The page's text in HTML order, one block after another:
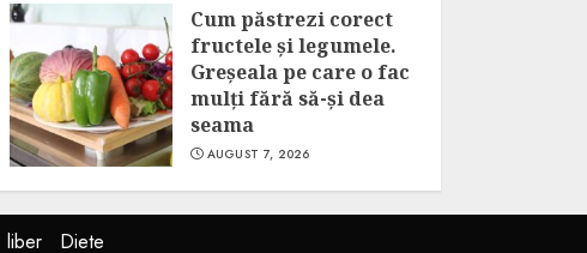
Cum păstrezi corect
fructele și legumele.
Greșeala pe care o fac
mulți fără să-și dea
seama
AUGUST 7, 2026
liber Diete